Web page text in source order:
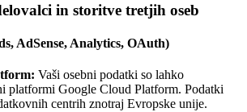
in storitve tretjih oseb
AdSense, Analytics, OAuth)
Vaši osebni podatki so lahko
platformi Google Cloud Platform. Podatki
centrih znotraj Evropske unije.